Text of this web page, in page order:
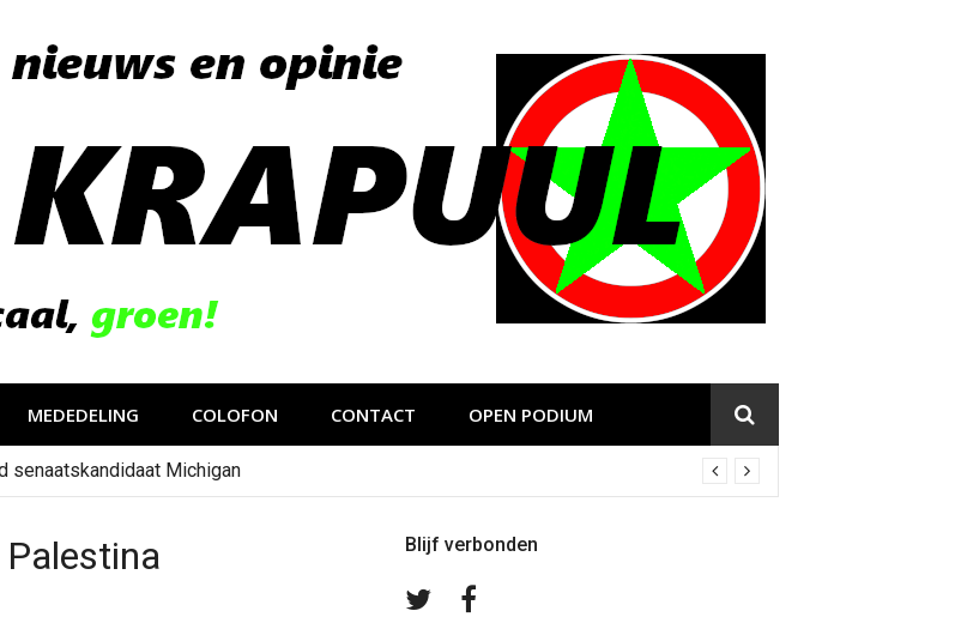
MEDEDELING COLOFON CONTACT OPEN PODIUM
senaatskandidaat Michigan
media verspreide hoax?
Blijf verbonden
Volg